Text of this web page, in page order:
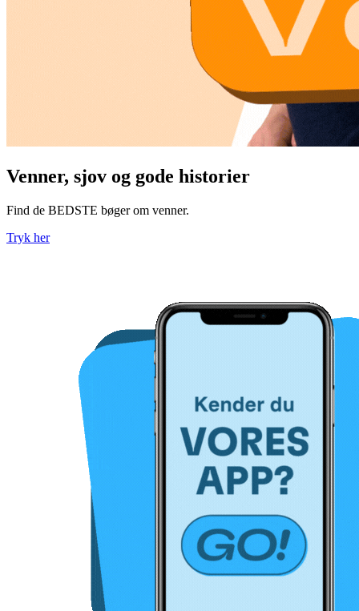
Venner, sjov og gode historier
Find de BEDSTE bøger om venner.
Tryk her